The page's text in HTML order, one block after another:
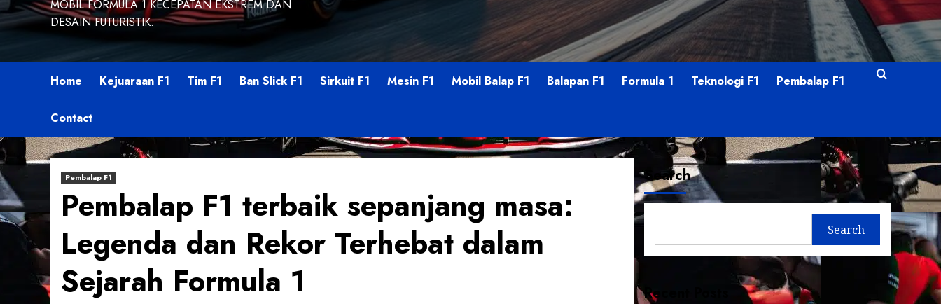
MOBIL FORMULA 1 KECEPATAN EKSTREM DAN
DESAIN FUTURISTIK.
Home Kejuaraan F1 Tim F1 Ban Slick F1 Sirkuit F1 Mesin F1 Mobil Balap F1 Balapan F1 Formula 1 Teknologi F1 Pembalap F1
Contact
Pembalap F1
Pembalap F1 terbaik sepanjang masa:
Legenda dan Rekor Terhebat dalam
Sejarah Formula 1
Search
Search
Recent Posts